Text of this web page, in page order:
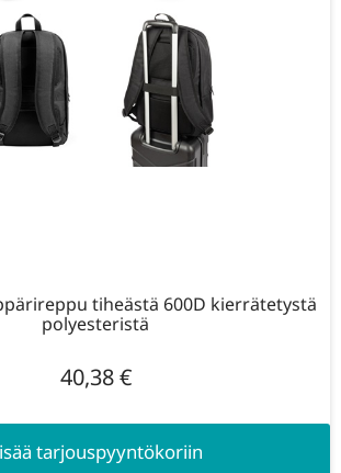
tiheästä 600D kierrätetystä
polyesteristä
40,38€
tarjouspyyntökoriin